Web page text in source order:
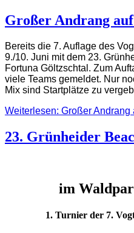
Großer Andrang
Bereits die 7. Auflage des
9./10. Juni mit dem 23.
Fortuna Göltzschtal. Zum
viele Teams gemeldet. Nur
Mix sind Startplätze zu
Weiterlesen: Großer Andrang
23. Grünheider
im
1. Turnier der 7.